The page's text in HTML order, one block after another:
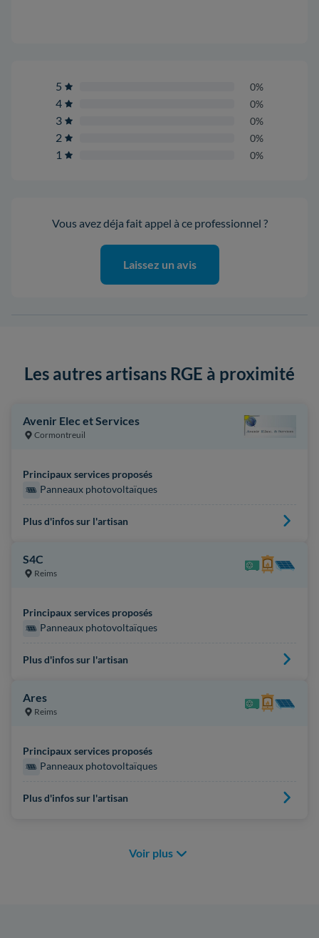
5 0%
4 0%
3 0%
2 0%
1 0%
Vous avez déja fait appel à ce professionnel ?
Laissez un avis
Les autres artisans RGE à proximité
Avenir Elec et Services
Cormontreuil
Principaux services proposés
Panneaux photovoltaïques
Plus d'infos sur l'artisan
S4C
Reims
Principaux services proposés
Panneaux photovoltaïques
Plus d'infos sur l'artisan
Ares
Reims
Principaux services proposés
Panneaux photovoltaïques
Plus d'infos sur l'artisan
Voir plus